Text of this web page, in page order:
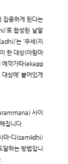
집중하게 된다는
로 합성된 낱말
는 ‘우세(지
한 대상(아람마
에깍가따(ekagg
상에’ 붙어있게
사이
집니다.
마-디(samādhi)
하는 방법입니